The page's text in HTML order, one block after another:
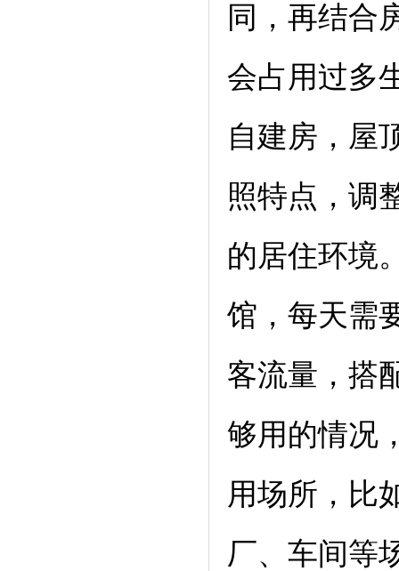
同，再结合
会占用过多
自建房，屋
照特点，调
的居住环境
馆，每天需
客流量，搭
够用的情况
用场所，比
厂、车间等